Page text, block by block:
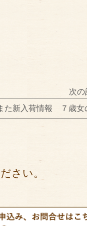
次の
た新入荷情報 ７歳女
さい。